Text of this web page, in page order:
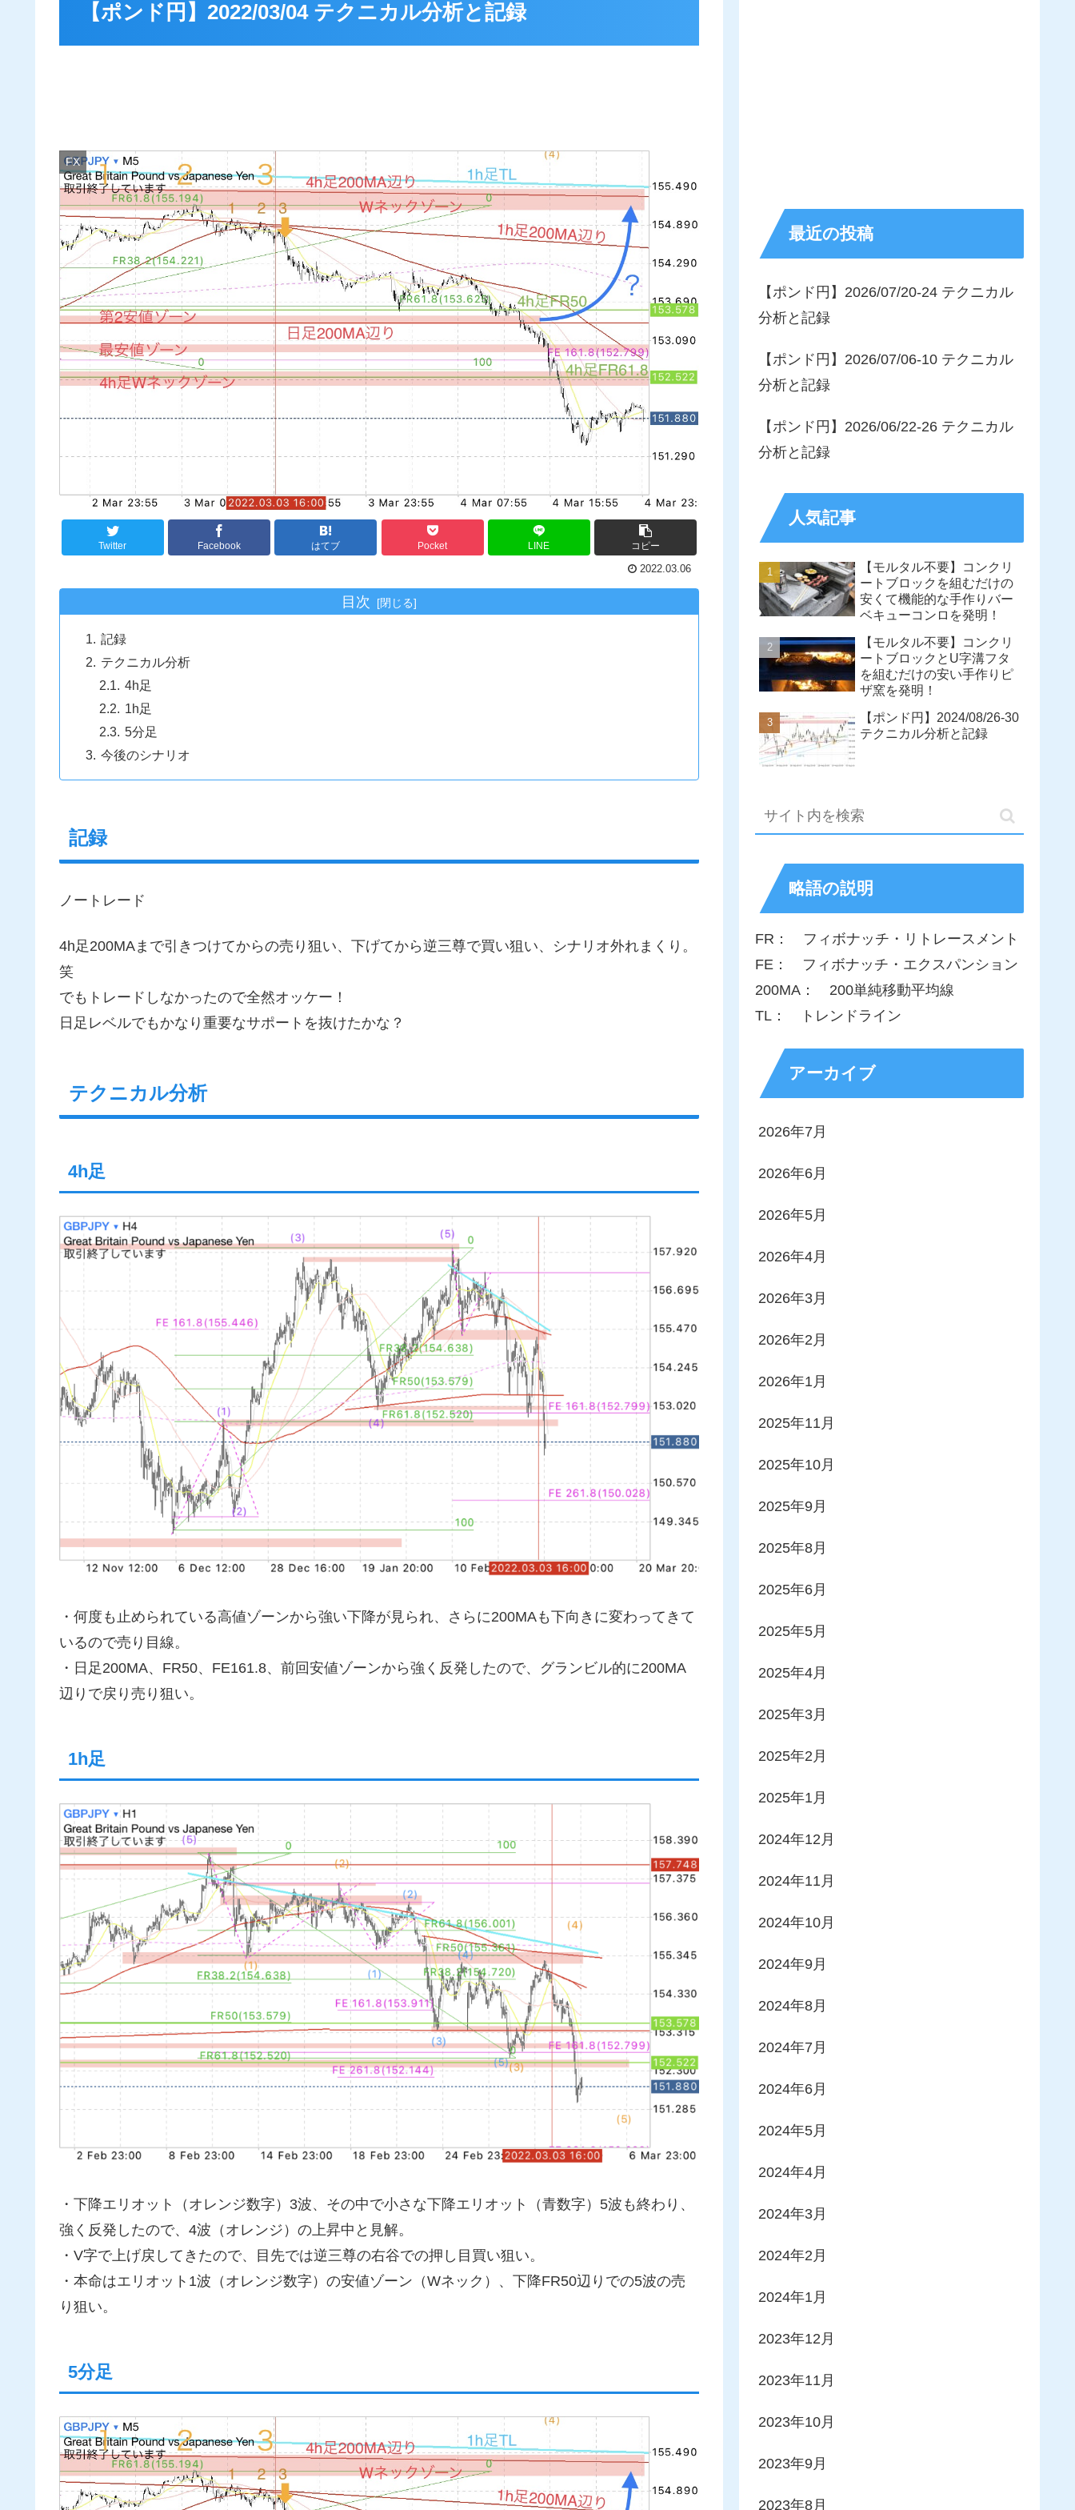
【ポンド円】2022/03/04 テクニカル分析と記録
FX
Twitter Facebook はてブ Pocket LINE コピー
2022.03.06
目次
記録
テクニカル分析
4h足
1h足
5分足
今後のシナリオ
記録
ノートレード
4h足200MAまで引きつけてからの売り狙い、下げてから逆三尊で買い狙い、シナリオ外れまくり。
笑
でもトレードしなかったので全然オッケー！
日足レベルでもかなり重要なサポートを抜けたかな？
テクニカル分析
4h足
・何度も止められている高値ゾーンから強い下降が見られ、さらに200MAも下向きに変わってきて
いるので売り目線。
・日足200MA、FR50、FE161.8、前回安値ゾーンから強く反発したので、グランビル的に200MA
辺りで戻り売り狙い。
1h足
・下降エリオット（オレンジ数字）3波、その中で小さな下降エリオット（青数字）5波も終わり、
強く反発したので、4波（オレンジ）の上昇中と見解。
・V字で上げ戻してきたので、目先では逆三尊の右谷での押し目買い狙い。
・本命はエリオット1波（オレンジ数字）の安値ゾーン（Wネック）、下降FR50辺りでの5波の売
り狙い。
5分足
最近の投稿
【ポンド円】2026/07/20-24 テクニカル
分析と記録
【ポンド円】2026/07/06-10 テクニカル
分析と記録
【ポンド円】2026/06/22-26 テクニカル
分析と記録
人気記事
【モルタル不要】コンクリ
ートブロックを組むだけの
安くて機能的な手作りバー
ベキューコンロを発明！
【モルタル不要】コンクリ
ートブロックとU字溝フタ
を組むだけの安い手作りピ
ザ窯を発明！
【ポンド円】2024/08/26-30
テクニカル分析と記録
略語の説明
FR： フィボナッチ・リトレースメント
FE： フィボナッチ・エクスパンション
200MA： 200単純移動平均線
TL： トレンドライン
アーカイブ
2026年7月
2026年6月
2026年5月
2026年4月
2026年3月
2026年2月
2026年1月
2025年11月
2025年10月
2025年9月
2025年8月
2025年6月
2025年5月
2025年4月
2025年3月
2025年2月
2025年1月
2024年12月
2024年11月
2024年10月
2024年9月
2024年8月
2024年7月
2024年6月
2024年5月
2024年4月
2024年3月
2024年2月
2024年1月
2023年12月
2023年11月
2023年10月
2023年9月
2023年8月